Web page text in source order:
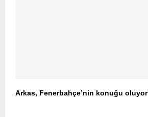
Arkas, Fenerbahçe’nin konuğu oluyor